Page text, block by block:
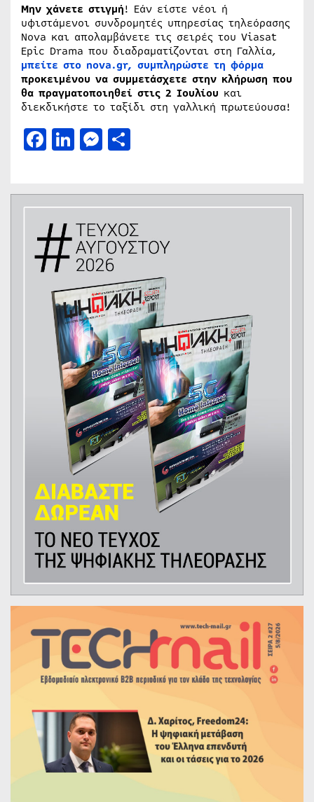
Μην χάνετε στιγμή! Εάν είστε νέοι ή
υφιστάμενοι συνδρομητές υπηρεσίας τηλεόρασης
Nova και απολαμβάνετε τις σειρές του Viasat
Epic Drama που διαδραματίζονται στη Γαλλία,
μπείτε στο nova.gr, συμπληρώστε τη φόρμα
προκειμένου να συμμετάσχετε στην κλήρωση που
θα πραγματοποιηθεί στις 2 Ιουλίου και
διεκδικήστε το ταξίδι στη γαλλική πρωτεύουσα!
Facebook
LinkedIn
Messenger